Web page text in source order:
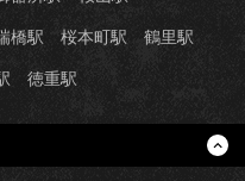
橋駅 桜本町駅 鶴里駅
徳重駅